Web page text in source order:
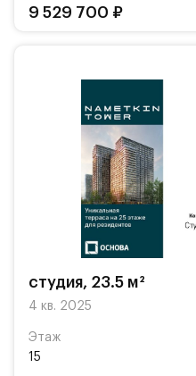
9 529 700 ₽
студия, 23.5 м²
4 кв. 2025
Этаж
15